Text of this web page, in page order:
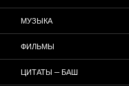
МУЗЫКА
ФИЛЬМЫ
ЦИТАТЫ — БАШ